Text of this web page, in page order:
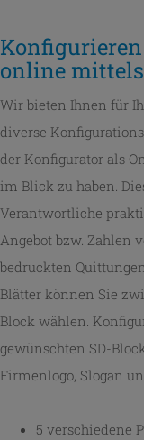
online
Wir bieten Ihnen für
diverse
der Konfigurator als
im Blick zu haben.
Verantwortliche
Angebot bzw. Zahlen
bedruckten
Blätter können Sie
Block wählen.
gewünschten SD-
Firmenlogo, Slogan
5 verschiedene